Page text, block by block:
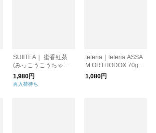
SUIITEA｜ 蜜香紅茶
(みっこうこうちゃ）
ティーバッグ
1,980円
再入荷待ち
teteria｜teteria ASSA
M ORTHODOX 70g
［ギフト/贈り物］
1,080円